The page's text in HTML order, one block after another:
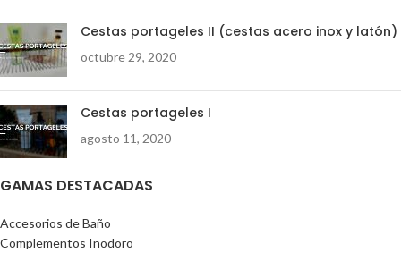
Cestas portageles II (cestas acero inox y latón)
octubre 29, 2020
Cestas portageles I
agosto 11, 2020
GAMAS DESTACADAS
Accesorios de Baño
Complementos Inodoro